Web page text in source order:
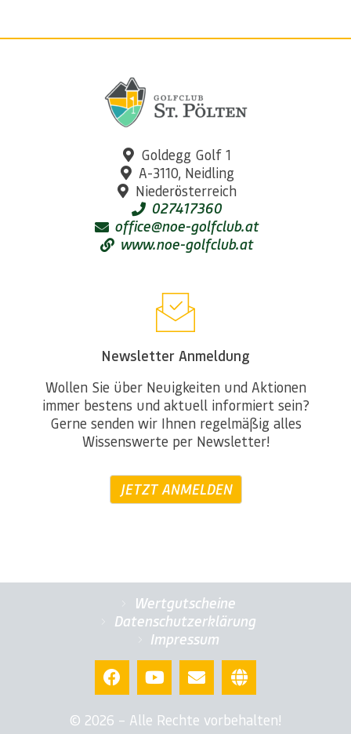
Goldegg Golf 1
A-3110, Neidling
Niederösterreich
027417360
office@noe-golfclub.at
www.noe-golfclub.at
Newsletter Anmeldung
Wollen Sie über Neuigkeiten und Aktionen
immer bestens und aktuell informiert sein?
Gerne senden wir Ihnen regelmäßig alles
Wissenswerte per Newsletter!
JETZT ANMELDEN
Wertgutscheine
Datenschutzerklärung
Impressum
© 2026 – Alle Rechte vorbehalten!